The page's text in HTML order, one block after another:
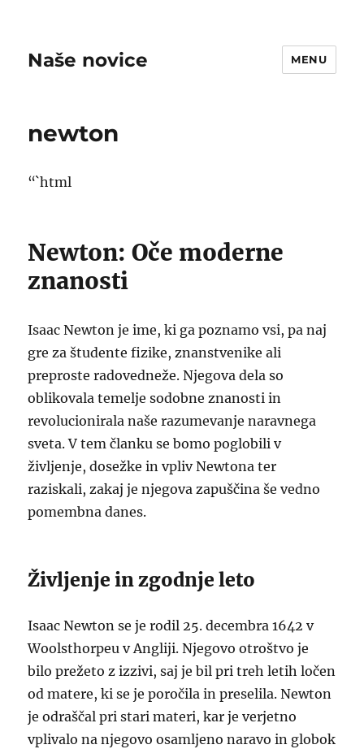
Naše novice MENU
newton
“`html
Newton: Oče moderne
znanosti
Isaac Newton je ime, ki ga poznamo vsi, pa naj
gre za študente fizike, znanstvenike ali
preproste radovedneže. Njegova dela so
oblikovala temelje sodobne znanosti in
revolucionirala naše razumevanje naravnega
sveta. V tem članku se bomo poglobili v
življenje, dosežke in vpliv Newtona ter
raziskali, zakaj je njegova zapuščina še vedno
pomembna danes.
Življenje in zgodnje leto
Isaac Newton se je rodil 25. decembra 1642 v
Woolsthorpeu v Angliji. Njegovo otroštvo je
bilo prežeto z izzivi, saj je bil pri treh letih ločen
od matere, ki se je poročila in preselila. Newton
je odraščal pri stari materi, kar je verjetno
vplivalo na njegovo osamljeno naravo in globok